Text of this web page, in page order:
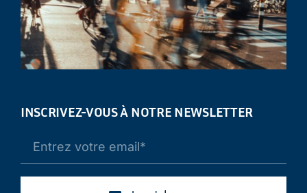
INSCRIVEZ-VOUS À NOTRE NEWSLETTER